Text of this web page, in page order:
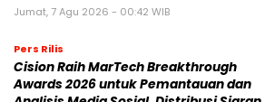
Jumat, 7 Agu 2026 - 00:42 WIB
Pers Rilis
Cision Raih MarTech Breakthrough
Awards 2026 untuk Pemantauan dan